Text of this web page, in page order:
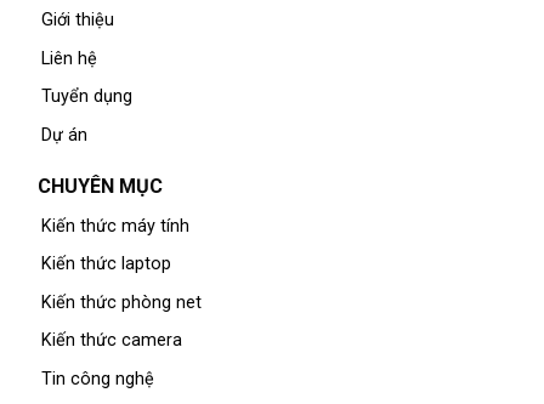
Giới thiệu
Liên hệ
Tuyển dụng
Dự án
CHUYÊN MỤC
Kiến thức máy tính
Kiến thức laptop
Kiến thức phòng net
Kiến thức camera
Tin công nghệ